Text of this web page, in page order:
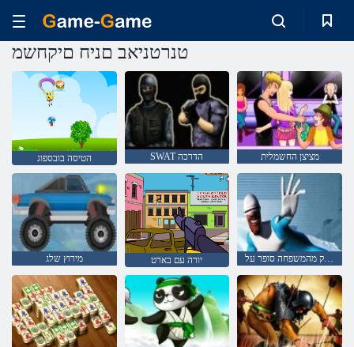
טנרטניאב םניח םיקחשמ
הטיסה בובספוג SWAT הדרכה מציצן החשמלית
מירוץ שלג יורה עם בארט חלקלק מהמשפחה סופר על